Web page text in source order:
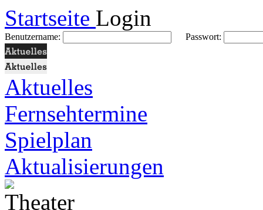
Startseite Login
Benutzername: Passwort:
Aktuelles
Fernsehtermine
Spielplan
Aktualisierungen